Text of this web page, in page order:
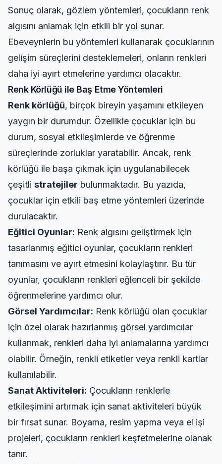
Sonuç olarak, gözlem yöntemleri, çocukların renk
algısını anlamak için etkili bir yol sunar.
Ebeveynlerin bu yöntemleri kullanarak çocuklarının
gelişim süreçlerini desteklemeleri, onların renkleri
daha iyi ayırt etmelerine yardımcı olacaktır.
Renk Körlüğü ile Baş Etme Yöntemleri
Renk körlüğü, birçok bireyin yaşamını etkileyen
yaygın bir durumdur. Özellikle çocuklar için bu
durum, sosyal etkileşimlerde ve öğrenme
süreçlerinde zorluklar yaratabilir. Ancak, renk
körlüğü ile başa çıkmak için uygulanabilecek
çeşitli stratejiler bulunmaktadır. Bu yazıda,
çocuklar için etkili baş etme yöntemleri üzerinde
durulacaktır.
Eğitici Oyunlar: Renk algısını geliştirmek için
tasarlanmış eğitici oyunlar, çocukların renkleri
tanımasını ve ayırt etmesini kolaylaştırır. Bu tür
oyunlar, çocukların renkleri eğlenceli bir şekilde
öğrenmelerine yardımcı olur.
Görsel Yardımcılar: Renk körlüğü olan çocuklar
için özel olarak hazırlanmış görsel yardımcılar
kullanmak, renkleri daha iyi anlamalarına yardımcı
olabilir. Örneğin, renkli etiketler veya renkli kartlar
kullanılabilir.
Sanat Aktiviteleri: Çocukların renklerle
etkileşimini artırmak için sanat aktiviteleri büyük
bir fırsat sunar. Boyama, resim yapma veya el işi
projeleri, çocukların renkleri keşfetmelerine olanak
tanır.